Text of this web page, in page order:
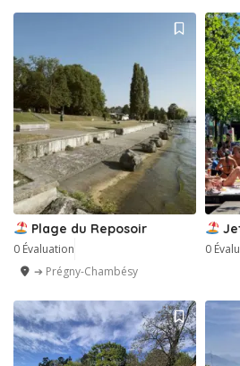
Plage du Reposoir
0 Évaluation
➔ Prégny-Chambésy
0